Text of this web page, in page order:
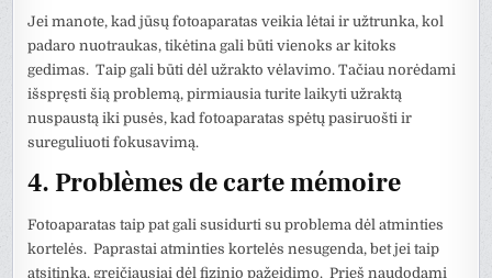
Jei manote, kad jūsų fotoaparatas veikia lėtai ir užtrunka, kol
padaro nuotraukas, tikėtina gali būti vienoks ar kitoks
gedimas. Taip gali būti dėl užrakto vėlavimo. Tačiau norėdami
išspręsti šią problemą, pirmiausia turite laikyti užraktą
nuspaustą iki pusės, kad fotoaparatas spėtų pasiruošti ir
sureguliuoti fokusavimą.
4. Problèmes de carte mémoire
Fotoaparatas taip pat gali susidurti su problema dėl atminties
kortelės. Paprastai atminties kortelės nesugenda, bet jei taip
atsitinka, greičiausiai dėl fizinio pažeidimo. Prieš naudodami